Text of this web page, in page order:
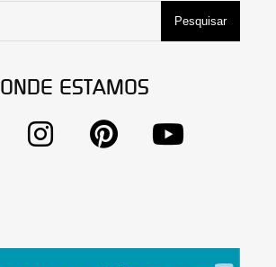
Pesquisar
ONDE ESTAMOS